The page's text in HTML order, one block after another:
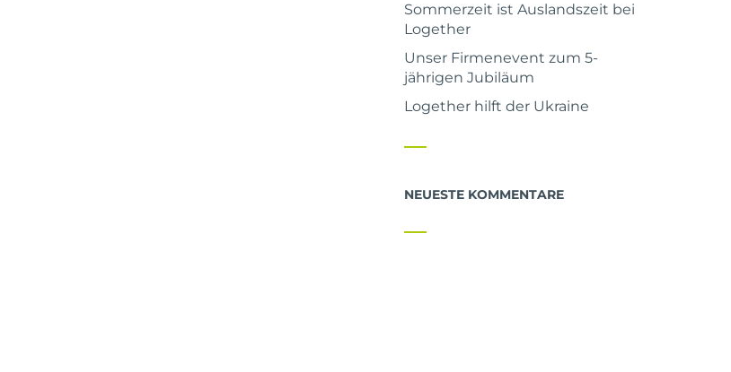
Sommerzeit ist Auslandszeit bei
Logether
Unser Firmenevent zum 5-
jährigen Jubiläum
Logether hilft der Ukraine
NEUESTE KOMMENTARE